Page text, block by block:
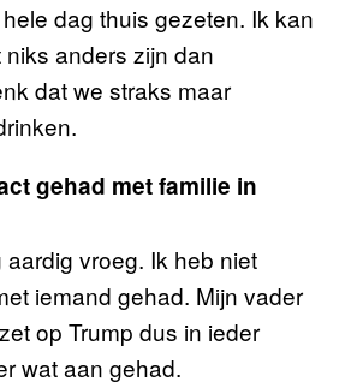
dag thuis gezeten. Ik kan
anders zijn dan
dat we straks maar
gehad met familie in
vroeg. Ik heb niet
iemand gehad. Mijn vader
op Trump dus in ieder
wat aan gehad.